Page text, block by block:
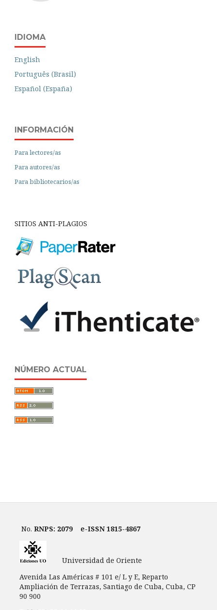
IDIOMA
English
Português (Brasil)
Español (España)
INFORMACIÓN
Para lectores/as
Para autores/as
Para bibliotecarios/as
SITIOS ANTI-PLAGIOS
NÚMERO ACTUAL
No. RNPS: 2079 e-ISSN 1815-4867
Universidad de Oriente
Avenida Las Américas # 101 e/ L y E, Reparto
Ampliación de Terrazas, Santiago de Cuba, Cuba, CP
90 900